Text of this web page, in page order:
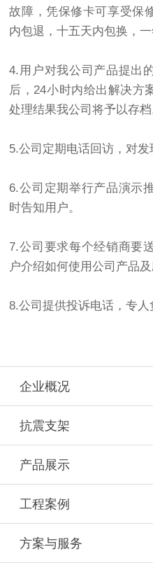
故障，凭保修卡可享受保
内包退，十五天内包换，一
4.用户对我公司产品提出
后，24小时内给出解决方
处理结果我公司将予以存档
5.公司定期电话回访，对
6.公司定期举行产品演示
时告知用户。
7.公司要求每个经销商要
户介绍如何使用公司产品及
8.公司提供投诉电话，专人
企业概况
抗震支架
产品展示
工程案例
方案与服务